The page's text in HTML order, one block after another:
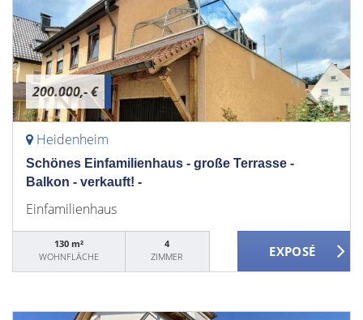
200.000,- €
Heidenheim
Schönes Einfamilienhaus - große Terrasse -
Balkon - verkauft! -
Einfamilienhaus
130 m²
WOHNFLÄCHE
4
ZIMMER